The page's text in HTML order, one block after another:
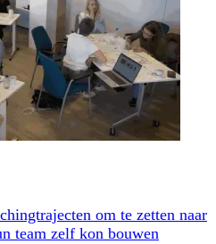
om te zetten naar
team zelf kon bouwen